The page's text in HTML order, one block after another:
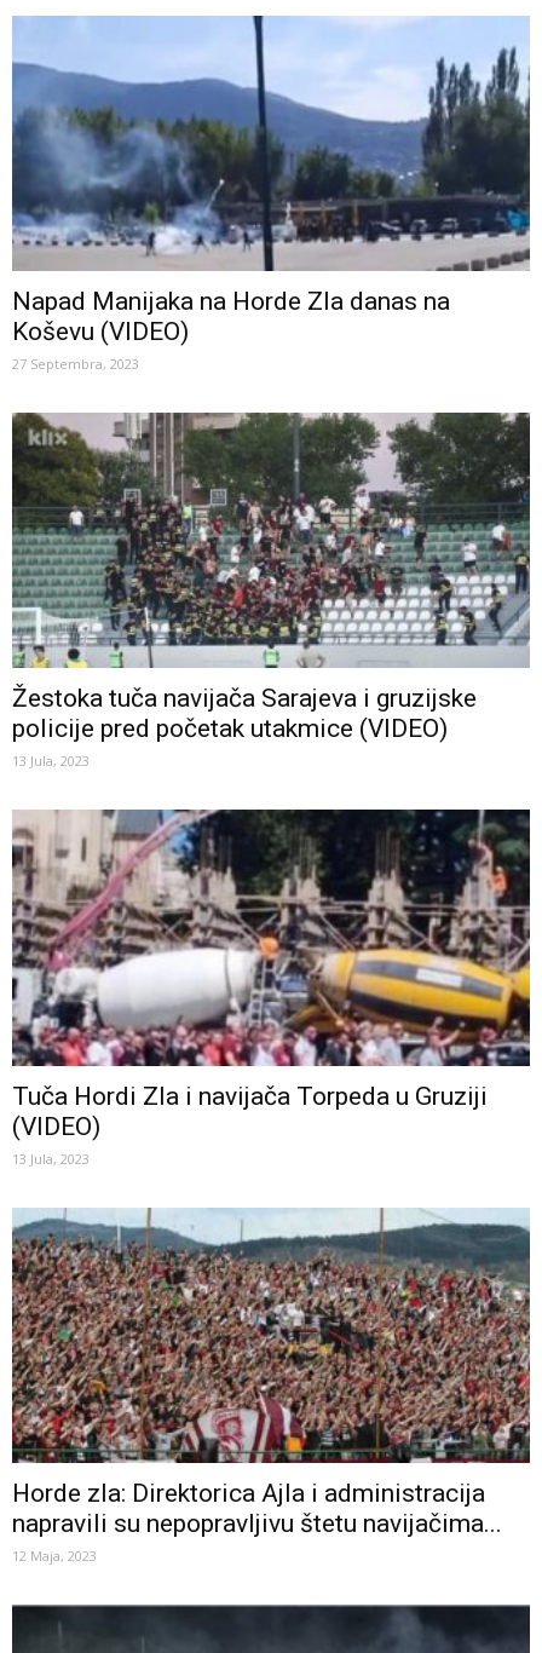
Napad Manijaka na Horde Zla danas na
Koševu (VIDEO)
27 Septembra, 2023
Žestoka tuča navijača Sarajeva i gruzijske
policije pred početak utakmice (VIDEO)
13 Jula, 2023
Tuča Hordi Zla i navijača Torpeda u Gruziji
(VIDEO)
13 Jula, 2023
Horde zla: Direktorica Ajla i administracija
napravili su nepopravljivu štetu navijačima...
12 Maja, 2023